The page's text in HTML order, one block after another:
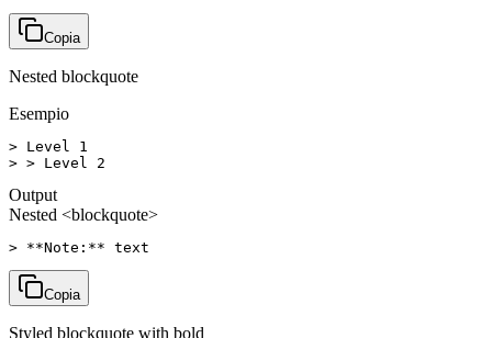
Copia
Nested blockquote
Esempio
> Level 1
> > Level 2
Output
Nested <blockquote>
> **Note:** text
Copia
Styled blockquote with bold